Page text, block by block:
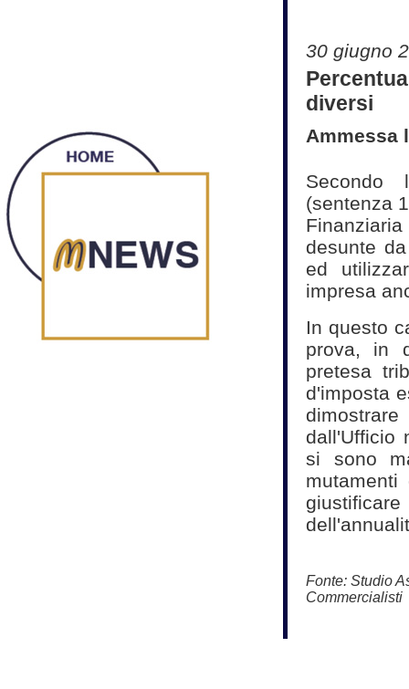
30 giugno
diversi
Ammessa
Secondo
(sentenza
desunte
ed
impresa
In questo
prova, in
pretesa
d'imposta
dall'Ufficio
si sono
Fonte: Studio
Commercialisti